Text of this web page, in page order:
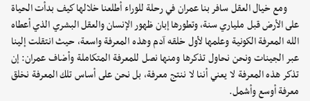
ومع خيال العقل سافر بنا عمران في رحلة للوراء أطلعنا خلالها كيف بدأت الحياة
على الأرض قبل ملياري سنة، وتطورها إبان ظهور الإنسان والعقل البشري الذي أعطاه
الله المعرفة الكونية وعلمها لأول خلقه آدم وهذه المعرفة واسعة، حيث انتقلت إلينا
عبر الجينات ونحن نحاول تذكرها ومنها نصل للمعرفة المتكاملة وأضاف عمران: إن
تذكر هذه المعرفة لا يعني أننا لا ننتج معرفة، بل نحن على أساس تلك المعرفة نخلق
معرفة أوسع وأشمل.